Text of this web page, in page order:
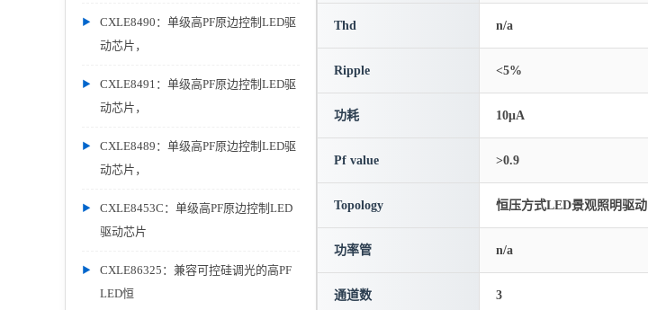
CXLE8490：单级高PF原边控制LED驱
动芯片，
CXLE8491：单级高PF原边控制LED驱
动芯片，
CXLE8489：单级高PF原边控制LED驱
动芯片，
CXLE8453C：单级高PF原边控制LED
驱动芯片
CXLE86325：兼容可控硅调光的高PF
LED恒
Thd n/a
Ripple <5%
功耗 10μA
Pf value >0.9
Topology 恒压方式LED景观照明驱动
功率管 n/a
通道数 3